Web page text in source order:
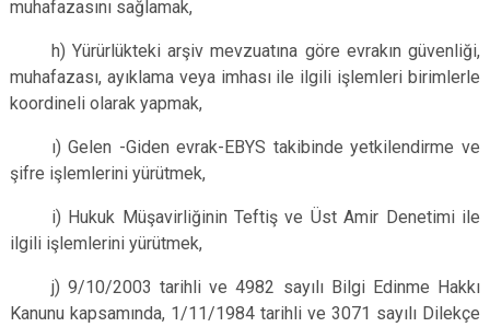
muhafazasını sağlamak,
h) Yürürlükteki arşiv mevzuatına göre evrakın güvenliği,
muhafazası, ayıklama veya imhası ile ilgili işlemleri birimlerle
koordineli olarak yapmak,
ı) Gelen -Giden evrak-EBYS takibinde yetkilendirme ve
şifre işlemlerini yürütmek,
i) Hukuk Müşavirliğinin Teftiş ve Üst Amir Denetimi ile
ilgili işlemlerini yürütmek,
j) 9/10/2003 tarihli ve 4982 sayılı Bilgi Edinme Hakkı
Kanunu kapsamında, 1/11/1984 tarihli ve 3071 sayılı Dilekçe